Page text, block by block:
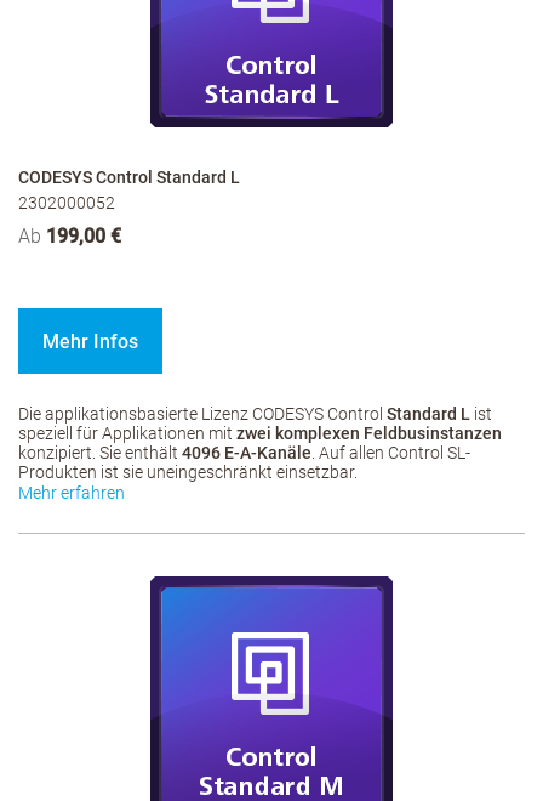
CODESYS Control Standard L
2302000052
Ab 199,00 €
Mehr Infos
Die applikationsbasierte Lizenz CODESYS Control Standard L ist
speziell für Applikationen mit zwei komplexen Feldbusinstanzen
konzipiert. Sie enthält 4096 E-A-Kanäle . Auf allen Control SL-
Produkten ist sie uneingeschränkt einsetzbar.
Mehr erfahren